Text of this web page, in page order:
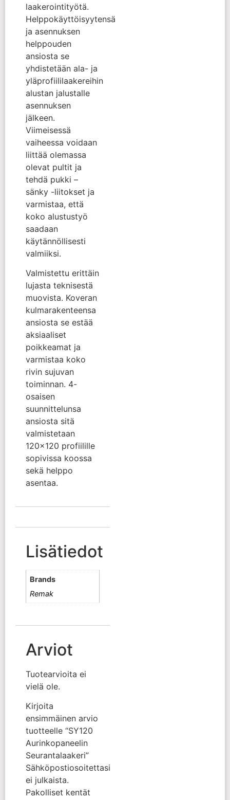
laakerointityötä.
Helppokäyttöisyytensä
ja asennuksen
helppouden
ansiosta se
yhdistetään ala- ja
yläprofiililaakereihin
alustan jalustalle
asennuksen
jälkeen.
Viimeisessä
vaiheessa voidaan
liittää olemassa
olevat pultit ja
tehdä pukki –
sänky -liitokset ja
varmistaa, että
koko alustustyö
saadaan
käytännöllisesti
valmiiksi.
Valmistettu erittäin
lujasta teknisestä
muovista. Koveran
kulmarakenteensa
ansiosta se estää
aksiaaliset
poikkeamat ja
varmistaa koko
rivin sujuvan
toiminnan. 4-
osaisen
suunnittelunsa
ansiosta sitä
valmistetaan
120×120 profiilille
sopivissa koossa
sekä helppo
asentaa.
Lisätiedot
Brands
Remak
Arviot
Tuotearvioita ei
vielä ole.
Kirjoita
ensimmäinen arvio
tuotteelle “SY120
Aurinkopaneelin
Seurantalaakeri”
Sähköpostiosoitettasi
ei julkaista.
Pakolliset kentät